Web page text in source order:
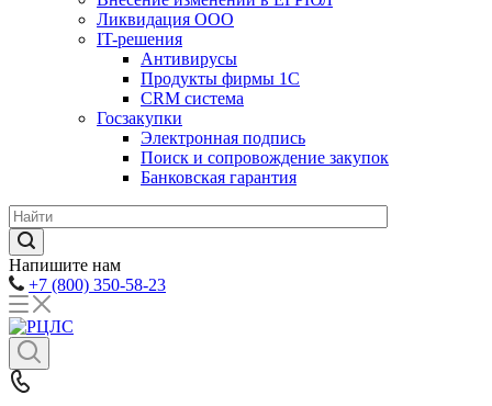
Ликвидация ООО
IT-решения
Антивирусы
Продукты фирмы 1C
CRM система
Госзакупки
Электронная подпись
Поиск и сопровождение закупок
Банковская гарантия
Напишите нам
+7 (800) 350-58-23